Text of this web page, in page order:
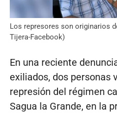
Los represores son originarios
Tijera-Facebook)
En una reciente
exiliados, dos personas
represión del régimen
Sagua la Grande, en la